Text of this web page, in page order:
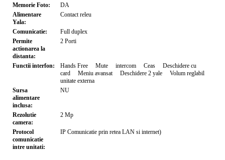
Memorie Foto:
DA
Alimentare
Yala:
Contact releu
Comunicatie:
Full duplex
Permite
actionarea la
distanta:
2 Porti
Functii interfon: Hands Free Mute intercom Ceas
Deschidere cu
card
Meniu avansat Deschidere 2 yale
Volum reglabil
unitate externa
Sursa
alimentare
inclusa:
NU
Rezolutie
camera:
2 Mp
Protocol
comunicatie
intre unitati:
IP Comunicatie prin retea LAN si internet)